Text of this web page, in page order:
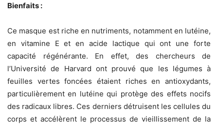
Bienfaits :
Ce masque est riche en nutriments, notamment en lutéine,
en vitamine E et en acide lactique qui ont une forte
capacité régénérante. En effet, des chercheurs de
l’Université de Harvard ont prouvé que les légumes à
feuilles vertes foncées étaient riches en antioxydants,
particulièrement en lutéine qui protège des effets nocifs
des radicaux libres. Ces derniers détruisent les cellules du
corps et accélèrent le processus de vieillissement de la